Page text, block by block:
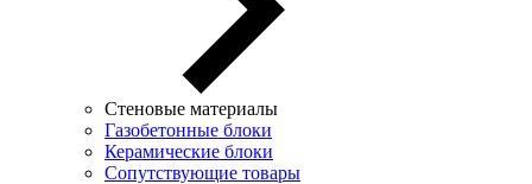
Стеновые материалы
Газобетонные блоки
Керамические блоки
Сопутствующие товары